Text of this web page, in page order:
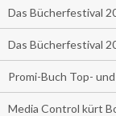
Das Bücherfestival
Das Bücherfestival
Promi-Buch Top-
Media Control kürt